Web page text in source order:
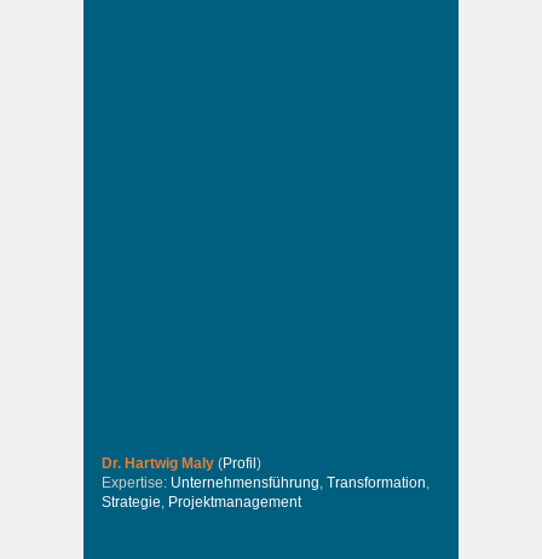
Dr. Hartwig Maly (Profil )
Expertise: Unternehmensführung, Transformation,
Strategie, Projektmanagement